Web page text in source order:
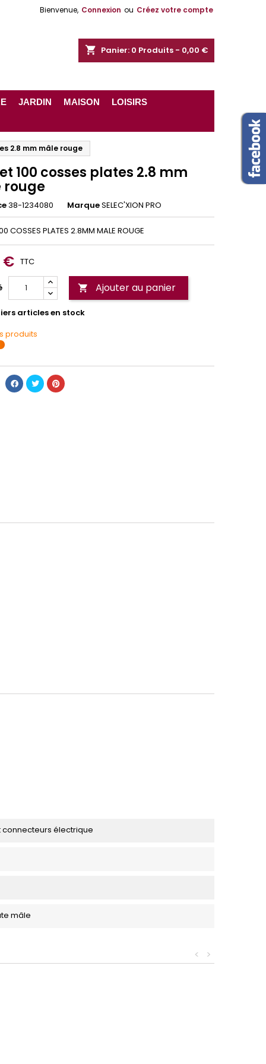
Bienvenue, Connexion ou Créez votre compte
shopping_cart Panier: 0 Produits - 0,00 €
JARDIN MAISON LOISIRS
2.8 mm mâle rouge
100 cosses plates 2.8 mm
rouge
38-1234080 MarqueSELEC'XION PRO
COSSES PLATES 2.8MM MALE ROUGE
€ TTC
 Ajouter au panier
articles en stock
produits
connecteurs électrique
mâle
>
<